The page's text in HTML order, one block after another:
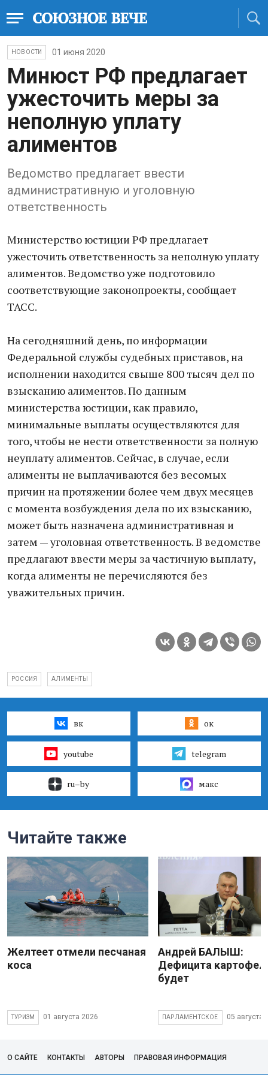
НОВОСТИ 01 июня 2020
Минюст РФ предлагает
ужесточить меры за
неполную уплату
алиментов
Ведомство предлагает ввести
административную и уголовную
ответственность
Министерство юстиции РФ предлагает
ужесточить ответственность за неполную уплату
алиментов. Ведомство уже подготовило
соответствующие законопроекты, сообщает
ТАСС.
На сегодняшний день, по информации
Федеральной службы судебных приставов, на
исполнении находится свыше 800 тысяч дел по
взысканию алиментов. По данным
министерства юстиции, как правило,
минимальные выплаты осуществляются для
того, чтобы не нести ответственности за полную
неуплату алиментов. Сейчас, в случае, если
алименты не выплачиваются без весомых
причин на протяжении более чем двух месяцев
с момента возбуждения дела по их взысканию,
может быть назначена административная и
затем — уголовная ответственность. В ведомстве
предлагают ввести меры за частичную выплату,
когда алименты не перечисляются без
уважительных причин.
РОССИЯ АЛИМЕНТЫ
вк ок
youtube telegram
ru–by макс
Читайте также
Желтеет отмели песчаная
коса
ТУРИЗМ 01 августа 2026
Андрей БАЛЫШ:
Дефицита
будет
ПАРЛАМЕНТСКОЕ 05 августа
О САЙТЕ КОНТАКТЫ АВТОРЫ ПРАВОВАЯ ИНФОРМАЦИЯ